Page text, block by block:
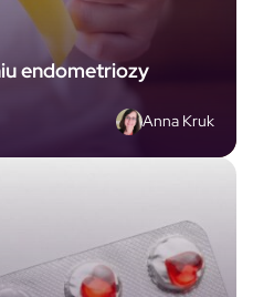
endometriozy
Anna Kruk